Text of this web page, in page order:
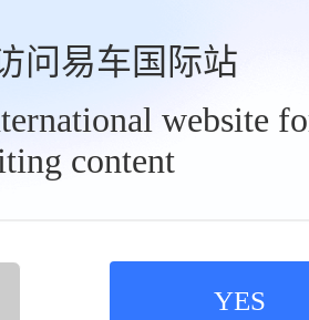
问易车国际站
website
content
YES